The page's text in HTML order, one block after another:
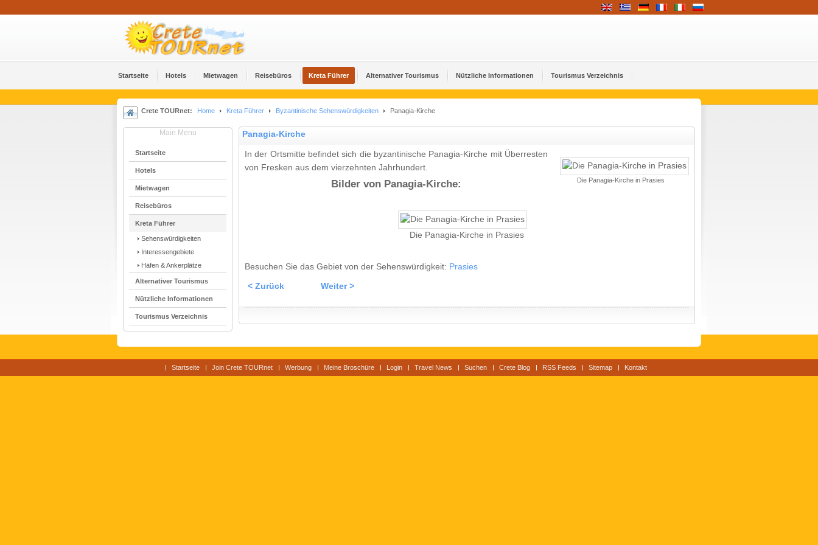
Startseite Hotels Mietwagen Reisebüros Kreta Führer Alternativer Tourismus Nützliche Informationen Tourismus Verzeichnis
Crete TOURnet: Home Kreta Führer Byzantinische Sehenswürdigkeiten Panagia-Kirche
Main Menu
Startseite
Hotels
Mietwagen
Reisebüros
Kreta Führer
Sehenswürdigkeiten
Interessengebiete
Häfen & Ankerplätze
Alternativer Tourismus
Nützliche Informationen
Tourismus Verzeichnis
Panagia-Kirche
Die Panagia-Kirche in Prasies
In der Ortsmitte befindet sich die byzantinische Panagia-Kirche mit Überresten
von Fresken aus dem vierzehnten Jahrhundert.
Bilder von Panagia-Kirche:
Die Panagia-Kirche in Prasies
Besuchen Sie das Gebiet von der Sehenswürdigkeit: Prasies
< Zurück Weiter >
Startseite Join Crete TOURnet Werbung Meine Broschüre Login Travel News Suchen Crete Blog RSS Feeds Sitemap Kontakt